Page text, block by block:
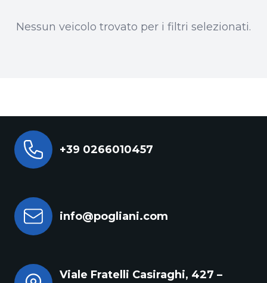
Nessun veicolo trovato per i filtri selezionati.
+39 0266010457
info@pogliani.com
Viale Fratelli Casiraghi, 427 –